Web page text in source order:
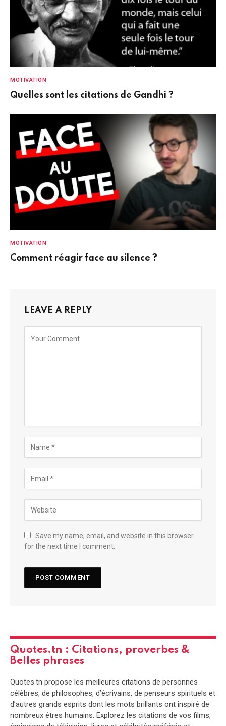
MOTIVATION
Quelles sont les citations de Gandhi ?
MOTIVATION
Comment réagir face au silence ?
LEAVE A REPLY
Save my name, email, and website in this browser
for the next time I comment.
Quotes.tn : Citations, proverbes &
Belles phrases
Quotes.tn propose les meilleures citations de personnes
célèbres, de philosophes, d’écrivains, de penseurs spirituels et
d’autres grands esprits dont les mots brillants ont inspiré de
nombreux êtres humains. Explorez les citations de vos films,